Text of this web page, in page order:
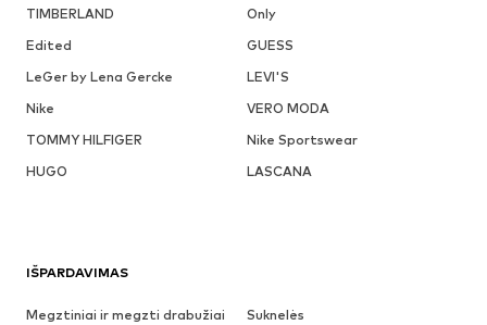
TIMBERLAND
Only
Edited
GUESS
LeGer by Lena Gercke
LEVI'S
Nike
VERO MODA
TOMMY HILFIGER
Nike Sportswear
HUGO
LASCANA
IŠPARDAVIMAS
Megztiniai ir megzti drabužiai
Suknelės